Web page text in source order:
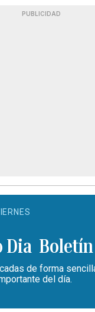
PUBLICIDAD
de forma
del día.